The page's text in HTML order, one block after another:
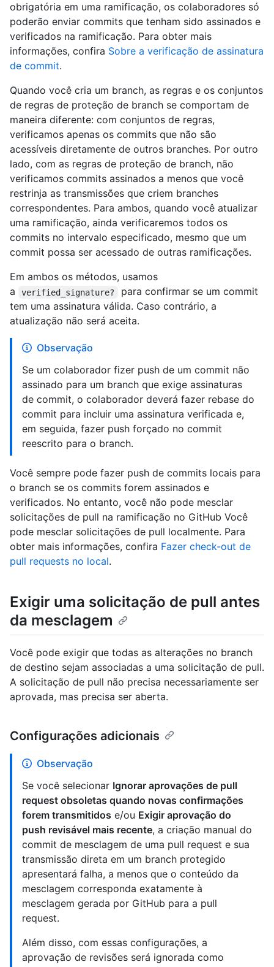
obrigatória em uma ramificação, os colaboradores só
poderão enviar commits que tenham sido assinados e
verificados na ramificação. Para obter mais
informações, confira Sobre a verificação de assinatura
de commit.
Quando você cria um branch, as regras e os conjuntos
de regras de proteção de branch se comportam de
maneira diferente: com conjuntos de regras,
verificamos apenas os commits que não são
acessíveis diretamente de outros branches. Por outro
lado, com as regras de proteção de branch, não
verificamos commits assinados a menos que você
restrinja as transmissões que criem branches
correspondentes. Para ambos, quando você atualizar
uma ramificação, ainda verificaremos todos os
commits no intervalo especificado, mesmo que um
commit possa ser acessado de outras ramificações.
Em ambos os métodos, usamos
a
verified_signature?
para confirmar se um commit
tem uma assinatura válida. Caso contrário, a
atualização não será aceita.
Observação
Se um colaborador fizer push de um commit não
assinado para um branch que exige assinaturas
de commit, o colaborador deverá fazer rebase do
commit para incluir uma assinatura verificada e,
em seguida, fazer push forçado no commit
reescrito para o branch.
Você sempre pode fazer push de commits locais para
o branch se os commits forem assinados e
verificados. No entanto, você não pode mesclar
solicitações de pull na ramificação no GitHub Você
pode mesclar solicitações de pull localmente. Para
obter mais informações, confira Fazer check-out de
pull requests no local.
Exigir uma solicitação de pull antes
da mesclagem
Você pode exigir que todas as alterações no branch
de destino sejam associadas a uma solicitação de pull.
A solicitação de pull não precisa necessariamente ser
aprovada, mas precisa ser aberta.
Configurações adicionais
Observação
Se você selecionar Ignorar aprovações de pull
request obsoletas quando novas confirmações
forem transmitidos e/ou Exigir aprovação do
push revisável mais recente, a criação manual do
commit de mesclagem de uma pull request e sua
transmissão direta em um branch protegido
apresentará falha, a menos que o conteúdo da
mesclagem corresponda exatamente à
mesclagem gerada por GitHub para a pull
request.
Além disso, com essas configurações, a
aprovação de revisões será ignorada como